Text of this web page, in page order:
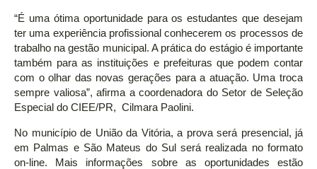
“É uma ótima oportunidade para os estudantes que desejam
ter uma experiência profissional conhecerem os processos de
trabalho na gestão municipal. A prática do estágio é importante
também para as instituições e prefeituras que podem contar
com o olhar das novas gerações para a atuação. Uma troca
sempre valiosa”, afirma a coordenadora do Setor de Seleção
Especial do CIEE/PR, Cilmara Paolini.
No município de União da Vitória, a prova será presencial, já
em Palmas e São Mateus do Sul será realizada no formato
on-line. Mais informações sobre as oportunidades estão